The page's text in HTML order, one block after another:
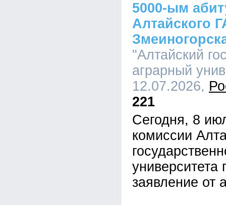
5000-ым
Алтайского
"Алтайский
аграрный
12.07.2026,
221
Сегодня, 8
комиссии
университета
заявление от